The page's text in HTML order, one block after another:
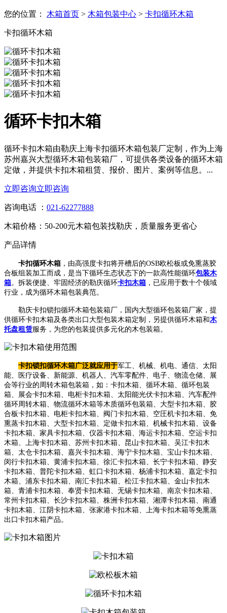
您的位置： 木箱首页 > 木箱包装中心 > 卡扣循环木箱
卡扣循环木箱
循环卡扣木箱
循环卡扣木箱由勒庆上海卡扣循环木箱包装厂定制，作为上海
苏州嘉兴大型循环木箱包装箱厂，可提供各类设备的循环木箱
定做，并提供卡扣木箱租赁、报价、图片、案例等信息。...
立即咨询立即咨询
咨询电话 ： 021-62277888
木箱价格：50-200元木箱包装找勒庆，质量服务更省心
产品详情
卡扣循环木箱 ，由高强度卡扣将开槽后的OSB欧松板或免熏蒸胶
合板组装加工而成，是当下循环生态状态下的一款高性能循环包装木
箱。拆装便捷、牢固经济的勒庆循环卡扣木箱 ，已应用于数十个领域
行业，成为循环木箱包装典范。
勒庆卡扣锁扣循环木箱包装箱厂，国内大型循环包装箱厂家，提
供循环卡扣木箱及各类出口大型包装木箱定制，另提供循环木箱和木
托盘租赁服务，为您的包装提供多元化的木包装箱。
卡扣锁扣循环木箱广泛就应用于军工、机械、机电、通信、太阳
能、医疗设备、新能源、机器人、汽车零配件、电子、物流仓储、展
会等行业的周转木箱包装箱，如：卡扣木箱、循环木箱、循环包装
箱、展会卡扣木箱、电柜卡扣木箱、太阳能光伏卡扣木箱、汽车配件
循环周转木箱、物流循环木箱等木质循环包装箱、 大型卡扣木箱、胶
合板卡扣木箱、电柜卡扣木箱、阀门卡扣木箱、空圧机卡扣木箱、免
熏蒸卡扣木箱、大型卡扣木箱、定做卡扣木箱、机械卡扣木箱、设备
卡扣木箱、家具卡扣木箱、仪器卡扣木箱、海运卡扣木箱、空运卡扣
木箱、上海卡扣木箱、苏州卡扣木箱、昆山卡扣木箱、吴江卡扣木
箱、太仓卡扣木箱、嘉兴卡扣木箱、海宁卡扣木箱、宝山卡扣木箱、
闵行卡扣木箱、黄浦卡扣木箱、徐汇卡扣木箱、长宁卡扣木箱、静安
卡扣木箱、普陀卡扣木箱、虹口卡扣木箱、杨浦卡扣木箱、嘉定卡扣
木箱、浦东卡扣木箱、南汇卡扣木箱、松江卡扣木箱、金山卡扣木
箱、青浦卡扣木箱、奉贤卡扣木箱、无锡卡扣木箱、南京卡扣木箱、
常州卡扣木箱、长沙卡扣木箱、株洲卡扣木箱、湘潭卡扣木箱、南通
卡扣木箱、江阴卡扣木箱、张家港卡扣木箱、上海卡扣木箱等免熏蒸
出口卡扣木箱产品。